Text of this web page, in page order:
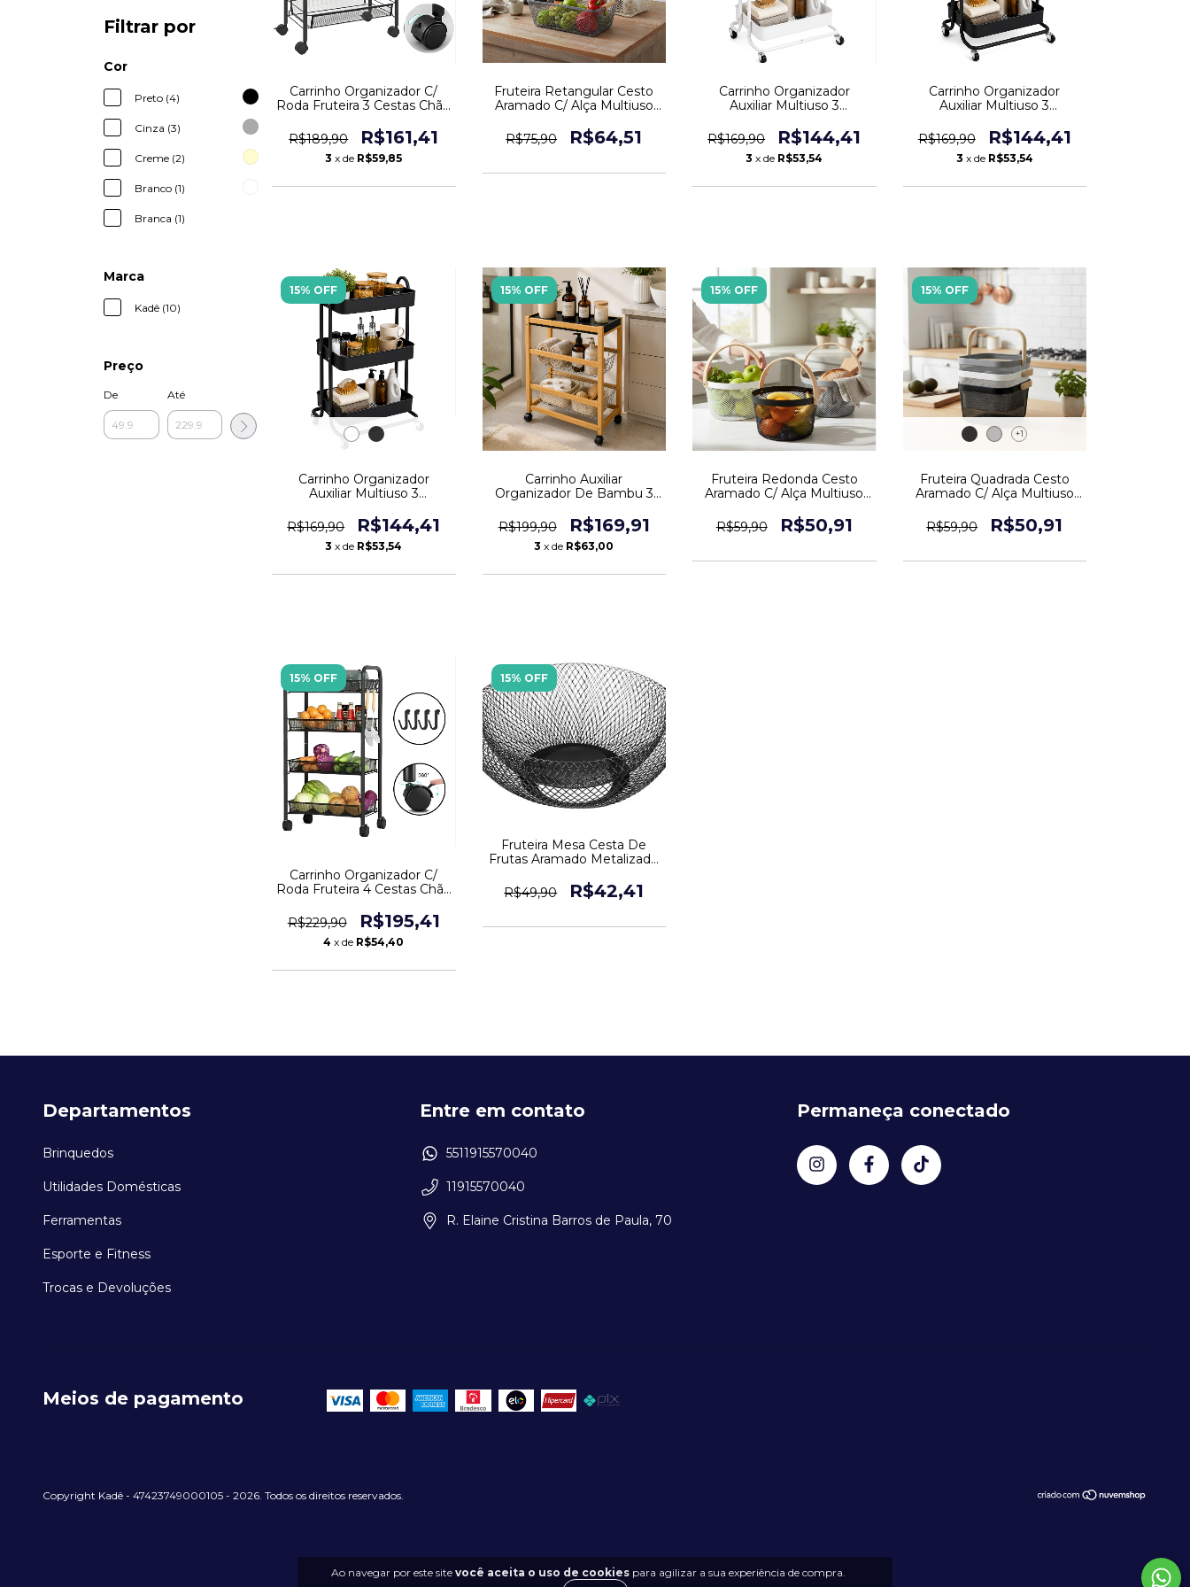
Ao navegar por este site você aceita o uso de cookiespara agilizar a sua experiência de compra.
Filtrar por
Cor
Preto (4)
Cinza (3)
Creme (2)
Branco (1)
Branca (1)
Marca
Kadê (10)
Preço
De Até
Carrinho Organizador C/
Roda Fruteira 3 Cestas Chão
R$189,90
R$161,41
3 x de R$59,85
Fruteira Retangular Cesto
Aramado C/ Alça Multiuso
R$75,90
R$64,51
Carrinho Organizador
Auxiliar Multiuso 3
R$169,90
R$144,41
3 x de R$53,54
Carrinho Organizador
Auxiliar Multiuso 3
R$169,90
R$144,41
3 x de R$53,54
15% OFF
Carrinho Organizador
Auxiliar Multiuso 3
R$169,90
R$144,41
3 x de R$53,54
15% OFF
Carrinho Auxiliar
Organizador De Bambu 3
R$199,90
R$169,91
3 x de R$63,00
15% OFF
Fruteira Redonda Cesto
Aramado C/ Alça Multiuso
R$59,90
R$50,91
15% OFF
+1
Fruteira Quadrada Cesto
Aramado C/ Alça Multiuso
R$59,90
R$50,91
15% OFF
Carrinho Organizador C/
Roda Fruteira 4 Cestas Chão
R$229,90
R$195,41
4 x de R$54,40
15% OFF
Fruteira Mesa Cesta De
Frutas Aramado Metalizado
R$49,90
R$42,41
Departamentos
Brinquedos
Utilidades Domésticas
Ferramentas
Esporte e Fitness
Trocas e Devoluções
Entre em contato
5511915570040
11915570040
R. Elaine Cristina Barros de Paula, 70
Permaneça conectado
Meios de pagamento
Copyright Kadê - 47423749000105 - 2026. Todos os direitos reservados.